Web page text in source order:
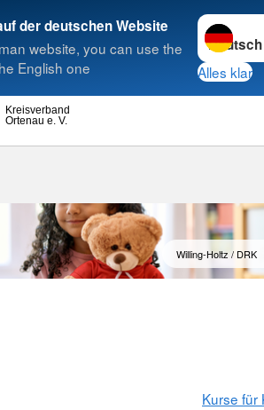
der deutschen Website
website, you can use the
English one
Sprache
Alles klar
Ortenau e. V.
Kreisverband
Suche
Willing-Holtz / DRK
Kurse für